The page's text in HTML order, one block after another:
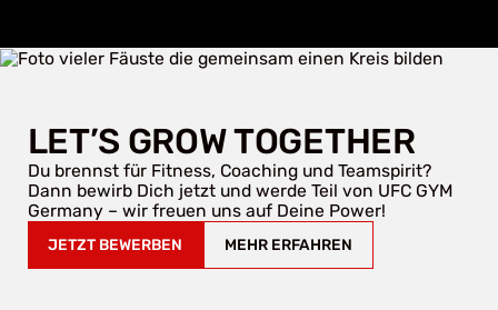
LET’S GROW TOGETHER
Du brennst für Fitness, Coaching und Teamspirit?
Dann bewirb Dich jetzt und werde Teil von UFC GYM
Germany – wir freuen uns auf Deine Power!
JETZT BEWERBEN MEHR ERFAHREN